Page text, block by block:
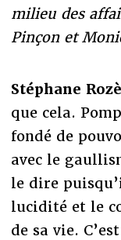
milieu des
Pinçon et
Stéphane
que cela.
fondé de
avec le
le dire
lucidité et le
de sa vie.